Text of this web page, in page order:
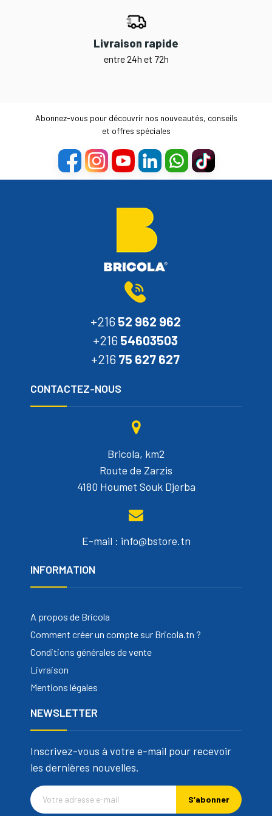
Livraison rapide
entre 24h et 72h
Abonnez-vous pour découvrir nos nouveautés, conseils
et offres spéciales
+216 52 962 962
+216 54603503
+216 75 627 627
CONTACTEZ-NOUS
Bricola, km2
Route de Zarzis
4180 Houmet Souk Djerba
E-mail : info@bstore.tn
INFORMATION
A propos de Bricola
Comment créer un compte sur Bricola.tn ?
Conditions générales de vente
Livraison
Mentions légales
NEWSLETTER
Inscrivez-vous à votre e-mail pour recevoir
les dernières nouvelles.
S’abonner